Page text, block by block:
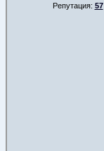
Репутация: 57